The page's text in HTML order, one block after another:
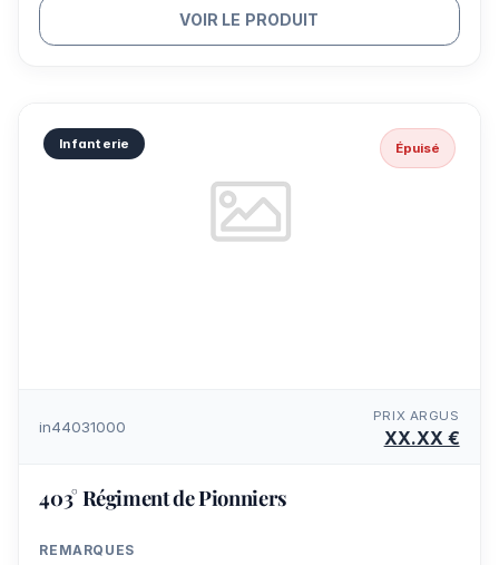
VOIR LE PRODUIT
Infanterie Épuisé
in44031000
PRIX ARGUS
XX.XX €
403° Régiment de Pionniers
REMARQUES